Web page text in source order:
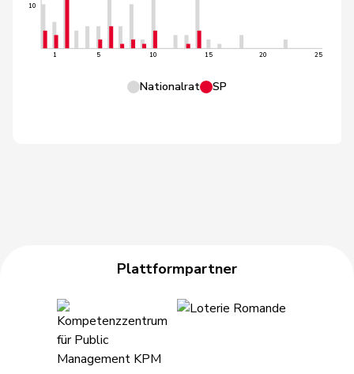
10
1 5 10 15 20 25
Nationalrat SP
Plattformpartner